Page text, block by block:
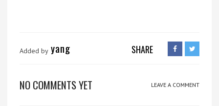
Added by yang SHARE
NO COMMENTS YET LEAVE A COMMENT